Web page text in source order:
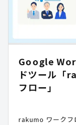
Google
ドツール「
フロー」
rakumo ワーク